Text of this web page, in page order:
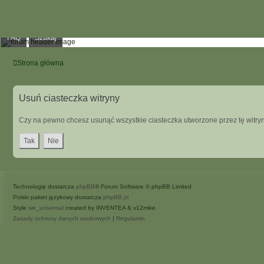
FAQ Szukaj
Strona główna
Usuń ciasteczka witryny
Czy na pewno chcesz usunąć wszystkie ciasteczka utworzone przez tę
Technologię dostarcza phpBB® Forum Software © phpBB Limited
Polski pakiet językowy dostarcza phpBB.pl
Style we_universal created by INVENTEA & v12mike
Zasady ochrony danych osobowych | Regulamin